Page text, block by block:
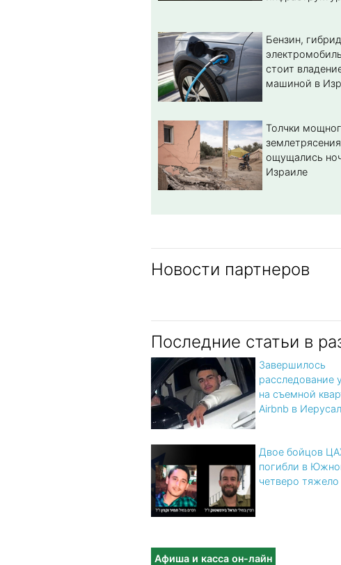
Бензин,
стоит
машиной в
Толчки
ощущались
Израиле
Новости партнеров
Последние статьи в
Завершилось
расследование
на съемной
Airbnb в
Двое бойцов
погибли в
четверо
Афиша и касса он-лайн